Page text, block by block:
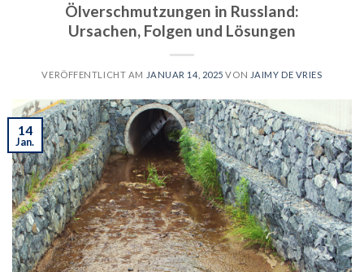
Ölverschmutzungen in Russland:
Ursachen, Folgen und Lösungen
VERÖFFENTLICHT AM JANUAR 14, 2025 VON JAIMY DE VRIES
14
Jan.